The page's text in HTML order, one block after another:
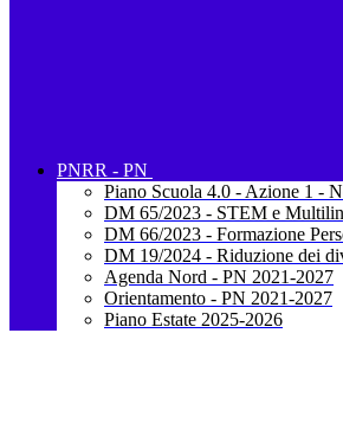
PNRR - PN
Piano Scuola 4.0 - Azione 1 -
DM 65/2023 - STEM e
DM 66/2023 - Formazione
DM 19/2024 - Riduzione dei
Agenda Nord - PN 2021-2027
Orientamento - PN 2021-2027
Piano Estate 2025-2026